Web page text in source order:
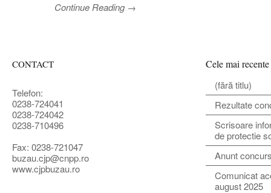
Continue Reading →
CONTACT
Telefon:
0238-724041
0238-724042
0238-710496
Fax: 0238-721047
buzau.cjp@cnpp.ro
www.cjpbuzau.ro
Cele mai
(fără titlu)
Rezultate
Scrisoare
de protectie
Anunt
Comunicat
august 2025